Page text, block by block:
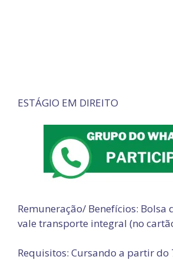
ESTÁGIO EM DIREITO
Remuneração/ Benefícios: Bolsa
vale transporte integral (no
Requisitos: Cursando a partir do